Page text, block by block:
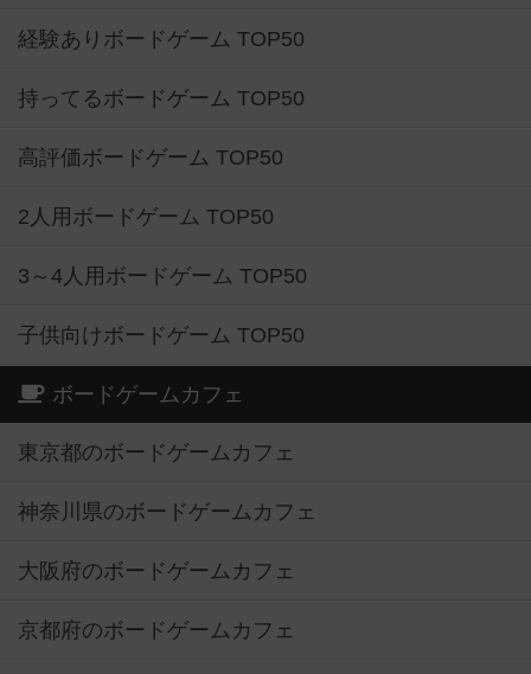
経験ありボードゲーム TOP50
持ってるボードゲーム TOP50
高評価ボードゲーム TOP50
2人用ボードゲーム TOP50
3～4人用ボードゲーム TOP50
子供向けボードゲーム TOP50
ボードゲームカフェ
東京都のボードゲームカフェ
神奈川県のボードゲームカフェ
大阪府のボードゲームカフェ
京都府のボードゲームカフェ